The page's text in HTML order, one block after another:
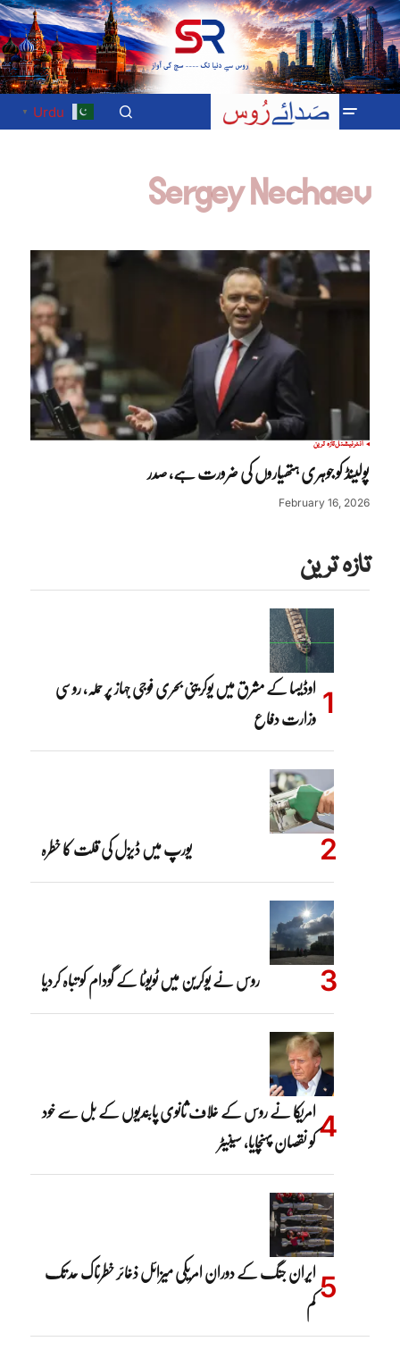
Urdu
▼
Sergey Nechaev
انٹرنیشنلتازہ ترین
پولینڈ کو جوہری ہتھیاروں کی ضرورت ہے، صدر
February 16, 2026
تازہ ترین
اوڈیسا کے مشرق میں یوکرینی بحری فوجی جہاز پر حملہ، روسی
وزارت دفاع
یورپ میں ڈیزل کی قلت کا خطرہ
روس نے یوکرین میں ٹویوٹا کے گودام کو تباہ کردیا
امریکا نے روس کے خلاف ثانوی پابندیوں کے بل سے خود
کو نقصان پہنچایا، سینیٹر
ایران جنگ کے دوران امریکی میزائل ذخائر خطرناک حد تک
کم